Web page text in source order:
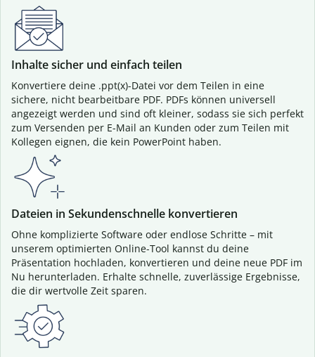
Inhalte sicher und einfach teilen
Konvertiere deine .ppt(x)-Datei vor dem Teilen in eine
sichere, nicht bearbeitbare PDF. PDFs können universell
angezeigt werden und sind oft kleiner, sodass sie sich perfekt
zum Versenden per E-Mail an Kunden oder zum Teilen mit
Kollegen eignen, die kein PowerPoint haben.
Dateien in Sekundenschnelle konvertieren
Ohne komplizierte Software oder endlose Schritte – mit
unserem optimierten Online-Tool kannst du deine
Präsentation hochladen, konvertieren und deine neue PDF im
Nu herunterladen. Erhalte schnelle, zuverlässige Ergebnisse,
die dir wertvolle Zeit sparen.